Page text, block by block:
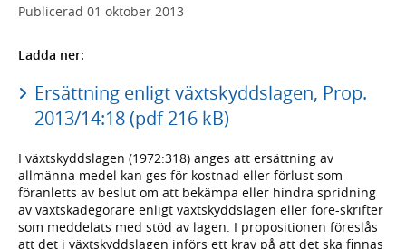
Publicerad 01 oktober 2013
Ladda ner:
Ersättning enligt växtskyddslagen, Prop.
2013/14:18 (pdf 216 kB)
I växtskyddslagen (1972:318) anges att ersättning av
allmänna medel kan ges för kostnad eller förlust som
föranletts av beslut om att bekämpa eller hindra spridning
av växtskadegörare enligt växtskyddslagen eller före-skrifter
som meddelats med stöd av lagen. I propositionen föreslås
att det i växtskyddslagen införs ett krav på att det ska finnas